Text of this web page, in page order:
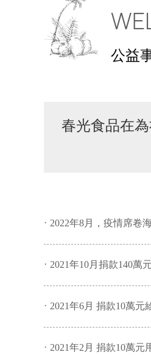
公益
春光食品在
· 2022年8月，疫情席卷
· 2021年10月捐款140萬元
· 2021年6月 捐款10萬元
· 2021年2月 捐款10萬元